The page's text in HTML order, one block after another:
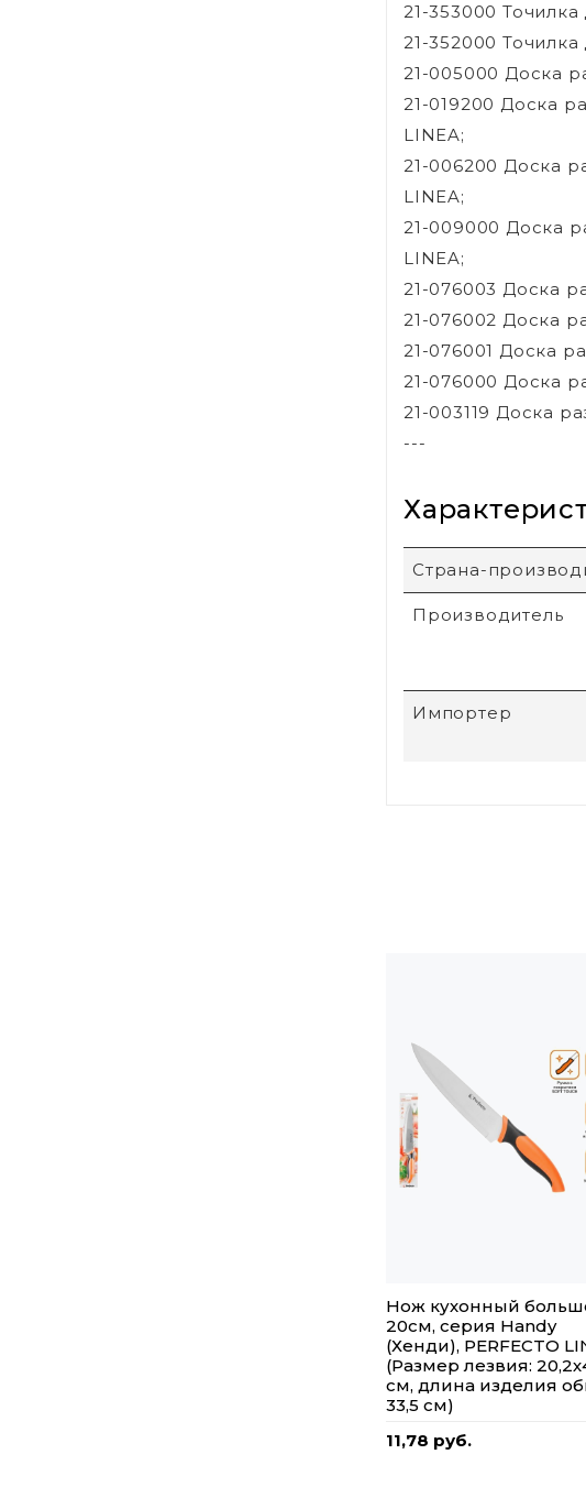
21-353000
21-352000
21-005000 Доска
21-019200 Доска
LINEA;
21-006200 Доска
LINEA;
21-009000 Доска
LINEA;
21-076003 Доска
21-076002 Доска
21-076001 Доска
21-076000 Доска
21-003119 Доска
---
Страна-
Производитель
Импортер
Нож кухонный
20см, серия Handy
(Хенди), PERFECTO
(Размер лезвия:
см, длина изделия
33,5 см)
11,78 руб.